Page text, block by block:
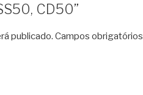
CD50”
publicado. Campos obrigatórios